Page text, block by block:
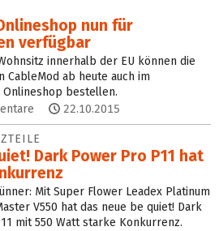
nun für
verfügbar
innerhalb der EU können die
CableMod ab heute auch im
Onlineshop bestellen.
22.10.2015
Dark Power Pro P11 hat
Mit Super Flower Leadex Platinum
V550 hat das neue be quiet! Dark
mit 550 Watt starke Konkurrenz.